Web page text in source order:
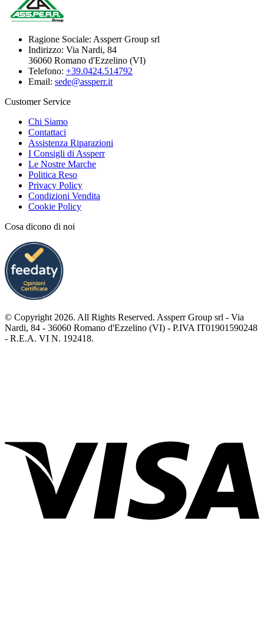
Ragione Sociale: Assperr Group srl
Indirizzo: Via Nardi, 84
36060 Romano d'Ezzelino (VI)
Telefono: +39.0424.514792
Email: sede@assperr.it
Customer Service
Chi Siamo
Contattaci
Assistenza Riparazioni
I Consigli di Assperr
Le Nostre Marche
Politica Reso
Privacy Policy
Condizioni Vendita
Cookie Policy
Cosa dicono di noi
© Copyright 2026. All Rights Reserved. Assperr Group srl - Via
Nardi, 84 - 36060 Romano d'Ezzelino (VI) - P.IVA IT01901590248
- R.E.A. VI N. 192418.